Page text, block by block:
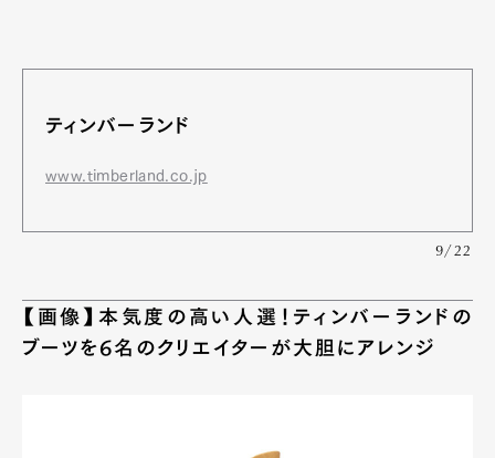
ティンバーランド
www.timberland.co.jp
9/22
【画像】本気度の高い人選！ティンバーランドの
ブーツを6名のクリエイターが大胆にアレンジ